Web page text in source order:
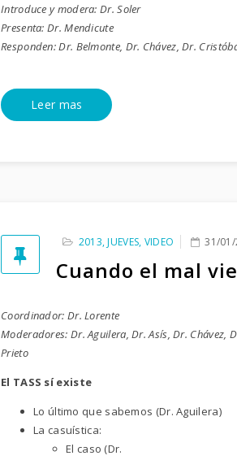
Introduce y modera: Dr. Soler
Presenta: Dr. Mendicute
Responden: Dr. Belmonte, Dr. Chávez, Dr.
Leer mas
2013,JUEVES, VIDEO 31/01/
Cuando el mal
Coordinador: Dr. Lorente
Moderadores: Dr. Aguilera, Dr. Asís, Dr. Chávez,
Prieto
El TASS sí existe
Lo último que sabemos (Dr. Aguilera)
La casuística:
El caso (Dr.